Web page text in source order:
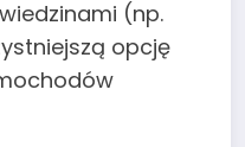
(np.
opcję